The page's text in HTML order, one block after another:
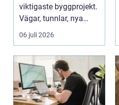
viktigaste byggprojekt.
Vägar, tunnlar, nya
bostadsområden och
06 juli 2026